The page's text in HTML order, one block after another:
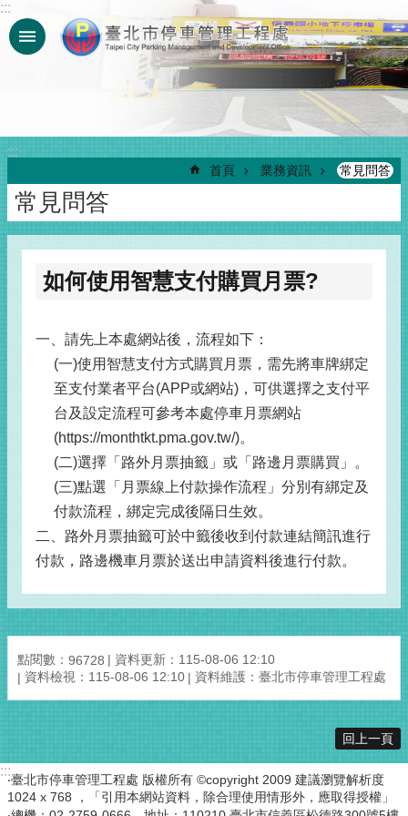
跳到主要內容區塊
:::
:::
首頁 業務資訊 常見問答
常見問答
如何使用智慧支付購買月票?
一、請先上本處網站後，流程如下：
(一)使用智慧支付方式購買月票，需先將車牌綁定
至支付業者平台(APP或網站)，可供選擇之支付平
台及設定流程可參考本處停車月票網站
(https://monthtkt.pma.gov.tw/)。
(二)選擇「路外月票抽籤」或「路邊月票購買」。
(三)點選「月票線上付款操作流程」分別有綁定及
付款流程，綁定完成後隔日生效。
二、路外月票抽籤可於中籤後收到付款連結簡訊進行
付款，路邊機車月票於送出申請資料後進行付款。
點閱數： 96728
資料更新：115-08-06 12:10
資料檢視：115-08-06 12:10
資料維護：臺北市停車管理工程處
回上一頁
:::
‧臺北市停車管理工程處 版權所有 ©copyright 2009 建議瀏覽解析度
1024 x 768 ，「引用本網站資料，除合理使用情形外，應取得授權」